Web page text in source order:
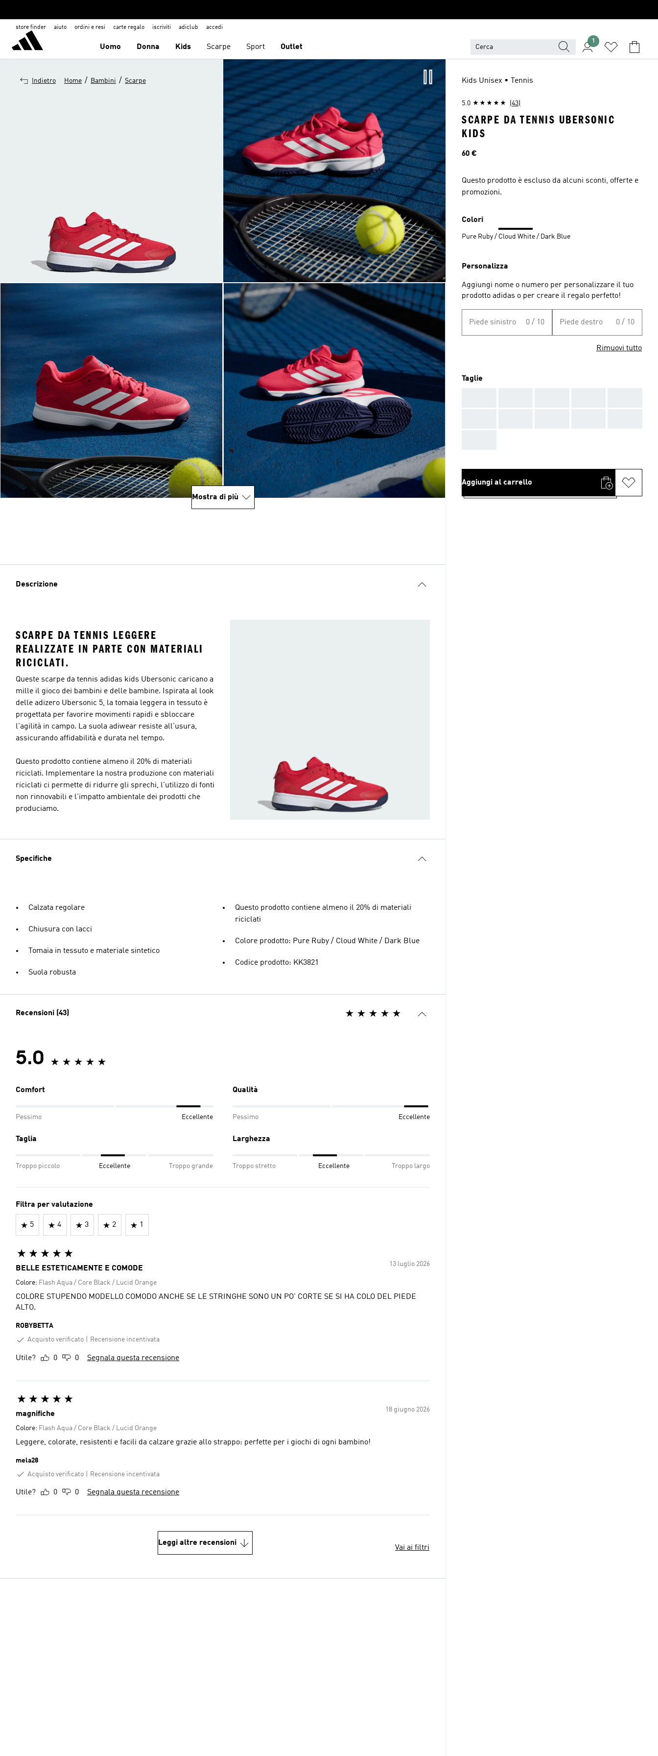
store finder aiuto ordini e resi carte regalo iscriviti adiclub accedi
Uomo Donna Kids Scarpe Sport Outlet
1
Indietro Home / Bambini / Scarpe
Mostra di più
Descrizione
SCARPE DA TENNIS LEGGERE
REALIZZATE IN PARTE CON MATERIALI
RICICLATI.
Queste scarpe da tennis adidas kids Ubersonic caricano a
mille il gioco dei bambini e delle bambine. Ispirata al look
delle adizero Ubersonic 5, la tomaia leggera in tessuto è
progettata per favorire movimenti rapidi e sbloccare
l'agilità in campo. La suola adiwear resiste all'usura,
assicurando affidabilità e durata nel tempo.
Questo prodotto contiene almeno il 20% di materiali
riciclati. Implementare la nostra produzione con materiali
riciclati ci permette di ridurre gli sprechi, l'utilizzo di fonti
non rinnovabili e l'impatto ambientale dei prodotti che
produciamo.
Specifiche
Calzata regolare
Chiusura con lacci
Tomaia in tessuto e materiale sintetico
Suola robusta
Questo prodotto contiene almeno il 20% di materiali
riciclati
Colore prodotto: Pure Ruby / Cloud White / Dark Blue
Codice prodotto: KK3821
Recensioni (43)
5.0
Comfort
Pessimo Eccellente
Qualità
Pessimo Eccellente
Taglia
Troppo piccolo Eccellente Troppo grande
Larghezza
Troppo stretto Eccellente Troppo largo
Filtra per valutazione
5 4 3 2 1
13 luglio 2026
BELLE ESTETICAMENTE E COMODE
Colore: Flash Aqua / Core Black / Lucid Orange
COLORE STUPENDO MODELLO COMODO ANCHE SE LE STRINGHE SONO UN PO' CORTE SE SI HA COLO DEL PIEDE
ALTO.
ROBYBETTA
Acquisto verificato
Recensione incentivata
Utile? 0 0 Segnala questa recensione
18 giugno 2026
magnifiche
Colore: Flash Aqua / Core Black / Lucid Orange
Leggere, colorate, resistenti e facili da calzare grazie allo strappo: perfette per i giochi di ogni bambino!
mela28
Acquisto verificato
Recensione incentivata
Utile? 0 0 Segnala questa recensione
Leggi altre recensioni
Vai ai filtri
Kids Unisex • Tennis
5.0 (43)
SCARPE DA TENNIS UBERSONIC
KIDS
Prezzo
60 €
Questo prodotto è escluso da alcuni sconti, offerte e
promozioni.
Colori
Pure Ruby / Cloud White / Dark Blue
Personalizza
Aggiungi nome o numero per personalizzare il tuo
prodotto adidas o per creare il regalo perfetto!
Piede sinistro 0 / 10 Piede destro 0 / 10
Rimuovi tutto
Taglie
Aggiungi al carrello